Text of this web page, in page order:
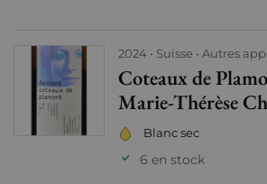
2024 Suisse Autres
Coteaux de
Marie-Thérèse
Blanc sec
6 en stock